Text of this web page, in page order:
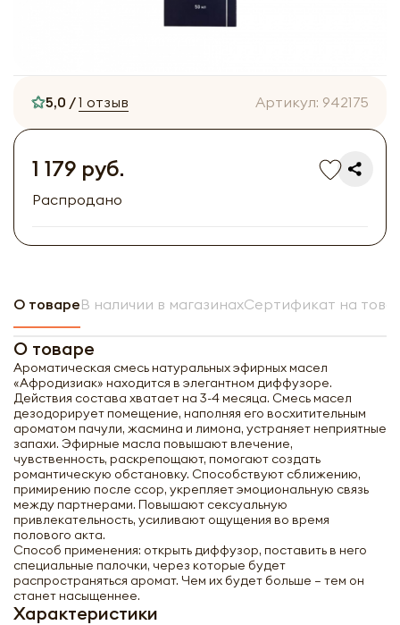
5,0 /1 отзыв Артикул: 942175
1 179 руб.
Распродано
О товареВ наличии в магазинахСертификат на
О товаре
Ароматическая смесь натуральных эфирных масел
«Афродизиак» находится в элегантном диффузоре.
Действия состава хватает на 3-4 месяца. Смесь масел
дезодорирует помещение, наполняя его восхитительным
ароматом пачули, жасмина и лимона, устраняет неприятные
запахи. Эфирные масла повышают влечение,
чувственность, раскрепощают, помогают создать
романтическую обстановку. Способствуют сближению,
примирению после ссор, укрепляет эмоциональную связь
между партнерами. Повышают сексуальную
привлекательность, усиливают ощущения во время
полового акта.
Способ применения: открыть диффузор, поставить в него
специальные палочки, через которые будет
распространяться аромат. Чем их будет больше – тем он
станет насыщеннее.
Характеристики